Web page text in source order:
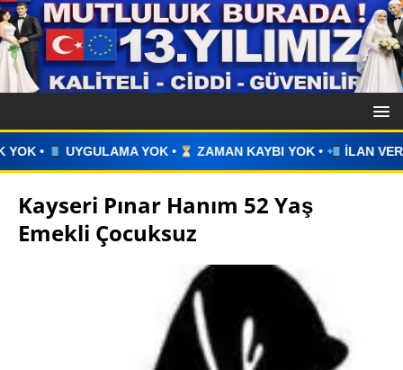
• ZAMAN KAYBI YOK • İLAN VERİN • WHATSAPP
Kayseri Pınar Hanım 52 Yaş
Emekli Çocuksuz